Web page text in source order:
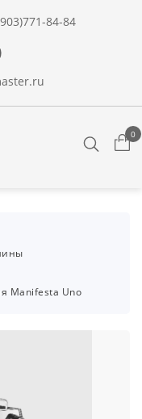
84-84
Viber
0
Manifesta Uno